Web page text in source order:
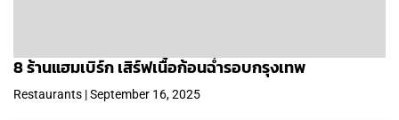
8 ร้านแฮมเบิร์ก เสิร์ฟเนื้อก้อนฉ่ำรอบกรุงเทพ
Restaurants | September 16, 2025